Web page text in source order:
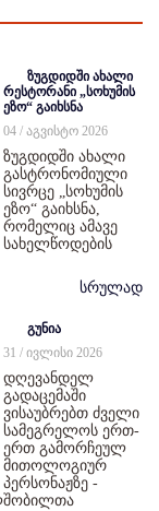
ზუგდიდში ახალი
რესტორანი „სოხუმის
ეზო“ გაიხსნა
04 / აგვისტო 2026
ზუგდიდში ახალი
გასტრონომიული
სივრცე „სოხუმის
ეზო“ გაიხსნა,
რომელიც ამავე
სახელწოდების
სრულად
გუნია
31 / ივლისი 2026
დღევანდელ
გადაცემაში
ვისაუბრებთ ძველი
სამეგრელოს ერთ-
ერთ გამორჩეულ
მითოლოგიურ
პერსონაჟზე -